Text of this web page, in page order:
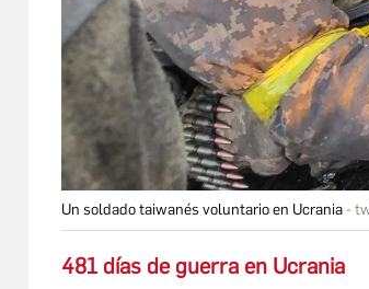
Un soldado taiwanés voluntario en Ucrania
481 días de guerra en Ucrania